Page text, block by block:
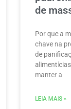
de
Por que a
chave na
de
manter a
LEIA MAIS »